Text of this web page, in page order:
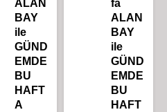
ALAN
BAY
ile
GÜND
EMDE
BU
HAFT
A
fa
ALAN
BAY
ile
GÜND
EMDE
BU
HAFT